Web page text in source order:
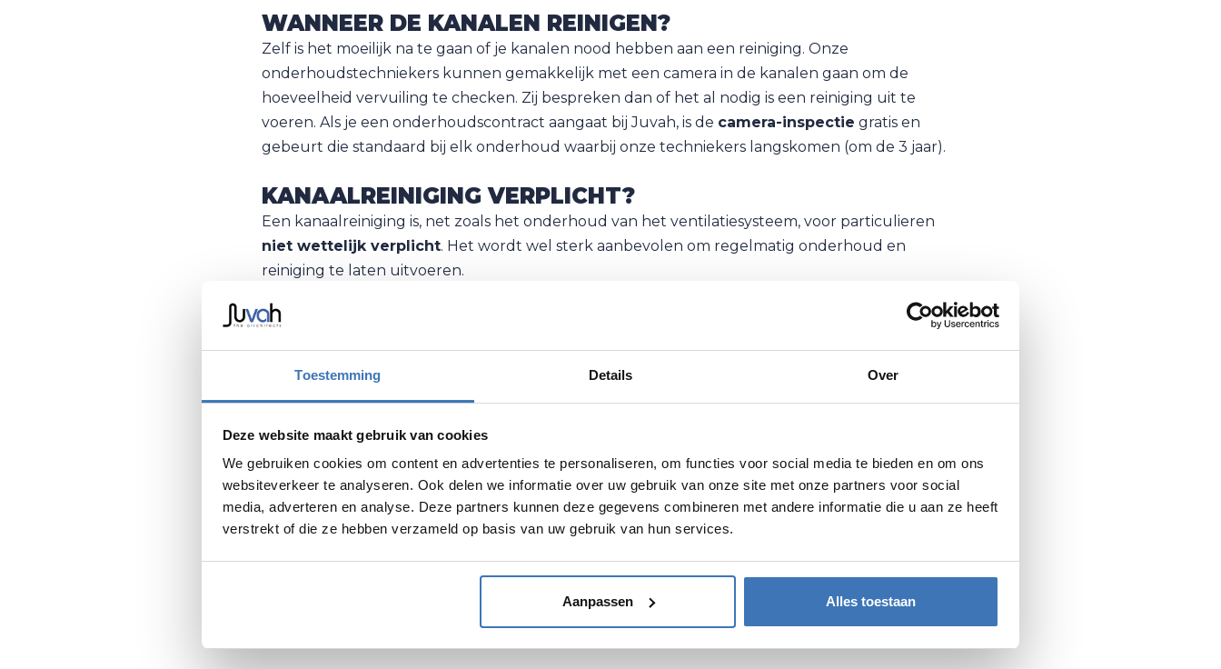
Toestemming Details Over
Deze website maakt gebruik van cookies
We gebruiken cookies om content en advertenties te personaliseren, om functies voor social media te bieden en om ons
websiteverkeer te analyseren. Ook delen we informatie over uw gebruik van onze site met onze partners voor social
media, adverteren en analyse. Deze partners kunnen deze gegevens combineren met andere informatie die u aan ze heeft
verstrekt of die ze hebben verzameld op basis van uw gebruik van hun services.
Aanpassen Alles toestaan
WANNEER DE KANALEN REINIGEN?
Zelf is het moeilijk na te gaan of je kanalen nood hebben aan een reiniging. Onze
onderhoudstechniekers kunnen gemakkelijk met een camera in de kanalen gaan om de
hoeveelheid vervuiling te checken. Zij bespreken dan of het al nodig is een reiniging uit te
voeren. Als je een onderhoudscontract aangaat bij Juvah, is de camera-inspectie gratis en
gebeurt die standaard bij elk onderhoud waarbij onze techniekers langskomen (om de 3 jaar).
KANAALREINIGING VERPLICHT?
Een kanaalreiniging is, net zoals het onderhoud van het ventilatiesysteem, voor particulieren
niet wettelijk verplicht. Het wordt wel sterk aanbevolen om regelmatig onderhoud en
reiniging te laten uitvoeren.
Voor niet-residentiële gebouwen (kantoren, sportcentra, hotels,...) is het wel wettelijk verplicht
onze blog over verplichte niet-residentiële kanaalreiniging
Wil je graag een onderhoud of een kanaalreiniging in je huis of kantoor laten uitvoeren?
Bestel vandaag nog een onderhoud/kanaalreiniging via onze webshop.
Onze professionele en ervaren technici gebruiken geavanceerde apparatuur om grondige en
effectieve reiniging te garanderen. We bieden een vlotte en probleemloze service, zodat je snel
weer kan genieten van een fris en gezond binnenklimaat.